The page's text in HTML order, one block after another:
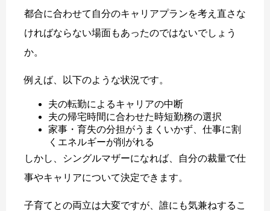
都合に合わせて自分のキャリアプランを考え直さな
ければならない場面もあったのではないでしょう
か。
例えば、以下のような状況です。
夫の転勤によるキャリアの中断
夫の帰宅時間に合わせた時短勤務の選択
家事・育失の分担がうまくいかず、仕事に割
くエネルギーが削がれる
しかし、シングルマザーになれば、自分の裁量で仕
事やキャリアについて決定できます。
子育てとの両立は大変ですが、誰にも気兼ねするこ